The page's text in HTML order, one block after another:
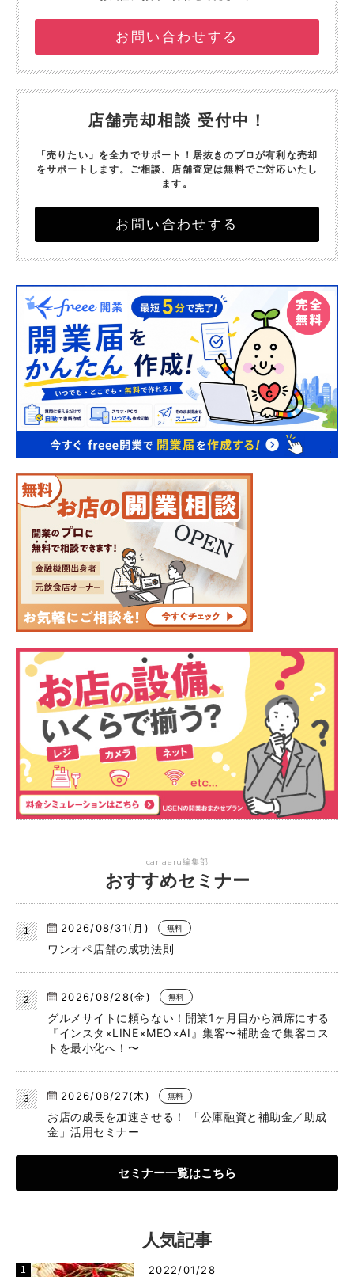
お問い合わせする
店舗売却相談 受付中！
「売りたい」を全力でサポート！ 居抜きのプロが有利な売却
をサポートします。 ご相談、店舗査定は無料でご対応いたし
ます。
お問い合わせする
canaeru編集部
おすすめセミナー
2026/08/31(月) 無料
ワンオペ店舗の成功法則
2026/08/28(金) 無料
グルメサイトに頼らない！開業1ヶ月目から満席にする
『インスタ×LINE×MEO×AI』集客〜補助金で集客コス
トを最小化へ！〜
2026/08/27(木) 無料
お店の成長を加速させる！ 「公庫融資と補助金／助成
金」活用セミナー
セミナー一覧はこちら
人気記事
2022/01/28